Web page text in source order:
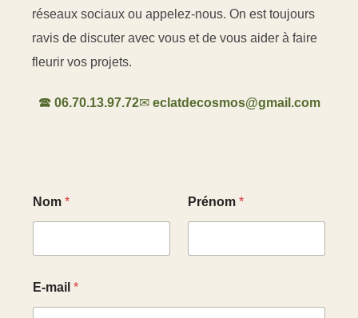
réseaux sociaux ou appelez-nous. On est toujours
ravis de discuter avec vous et de vous aider à faire
fleurir vos projets.
🕿 06.70.13.97.72✉ eclatdecosmos@gmail.com
Nom * Prénom *
E-mail *